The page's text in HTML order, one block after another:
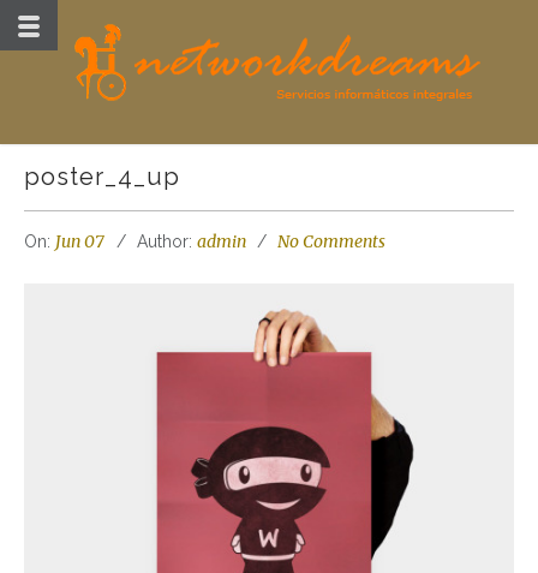
poster_4_up
On: Jun 07 Author: admin No Comments